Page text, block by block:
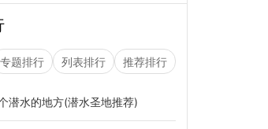
专题排行 列表排行 推荐排行
潜水的地方(潜水圣地推荐)